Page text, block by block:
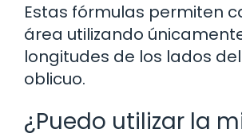
Estas fórmulas permiten
área utilizando
longitudes de los lados
oblicuo.
¿Puedo utilizar la